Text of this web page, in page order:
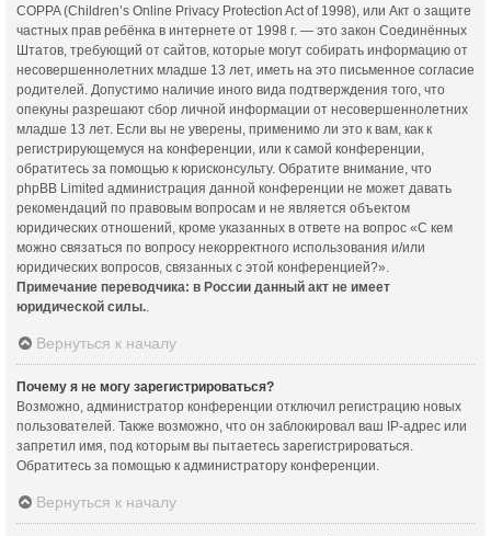
COPPA (Children’s Online Privacy Protection Act of 1998), или Акт о защите
частных прав ребёнка в интернете от 1998 г. — это закон Соединённых
Штатов, требующий от сайтов, которые могут собирать информацию от
несовершеннолетних младше 13 лет, иметь на это письменное согласие
родителей. Допустимо наличие иного вида подтверждения того, что
опекуны разрешают сбор личной информации от несовершеннолетних
младше 13 лет. Если вы не уверены, применимо ли это к вам, как к
регистрирующемуся на конференции, или к самой конференции,
обратитесь за помощью к юрисконсульту. Обратите внимание, что
phpBB Limited администрация данной конференции не может давать
рекомендаций по правовым вопросам и не является объектом
юридических отношений, кроме указанных в ответе на вопрос «С кем
можно связаться по вопросу некорректного использования и/или
юридических вопросов, связанных с этой конференцией?».
Примечание переводчика: в России данный акт не имеет
юридической силы.
Вернуться к началу
Почему я не могу зарегистрироваться?
Возможно, администратор конференции отключил регистрацию новых
пользователей. Также возможно, что он заблокировал ваш IP-адрес или
запретил имя, под которым вы пытаетесь зарегистрироваться.
Обратитесь за помощью к администратору конференции.
Вернуться к началу